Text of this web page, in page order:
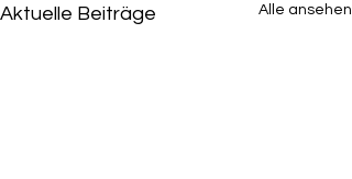
Aktuelle Beiträge Alle ansehen